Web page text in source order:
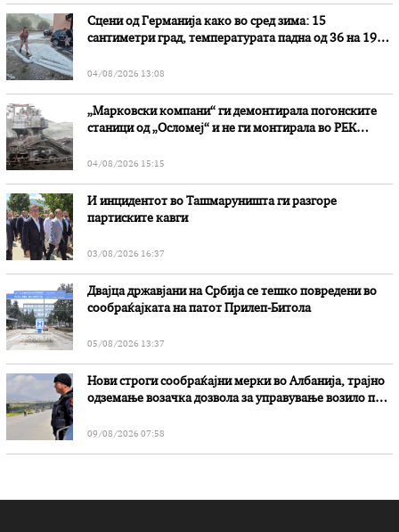
Сцени од Германија како во сред зима: 15
сантиметри град, температурата падна од 36 на 19
04/08/2026 13:08
„Марковски компани“ ги демонтирала погонските
станици од „Осломеј“ и не ги монтирала во РЕК
04/08/2026 15:15
И инцидентот во Ташмаруништa ги разгоре
партиските кавги
03/08/2026 16:37
Двајца државјани на Србија се тешко повредени во
сообраќајката на патот Прилеп-Битола
05/08/2026 13:37
Нови строги сообраќајни мерки во Aлбанија, трајно
одземање возачка дозвола за управување возило под
09/08/2026 07:58